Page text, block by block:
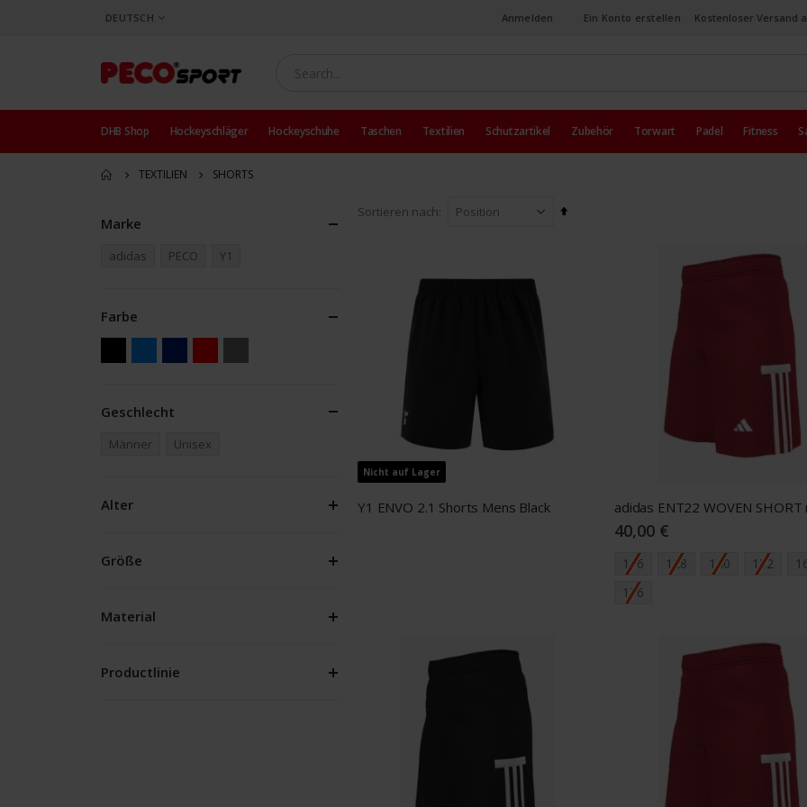
SPRACHE
DEUTSCH Anmelden Ein Konto erstellen Kostenloser Versand
DHB Shop Hockeyschläger Hockeyschuhe Taschen Textilien Schutzartikel Zubehör Torwart Padel Fitness
TEXTILIEN SHORTS
Sortieren nach
Nicht auf Lager
Y1 ENVO 2.1 Shorts Mens Black
40,00 €
116 128 140 152
176
Marke
adidas PECO Y1
Farbe
Geschlecht
Männer Unisex
Alter
Größe
Material
Productlinie